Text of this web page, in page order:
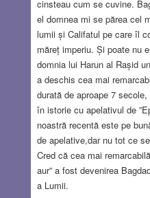
cinsteau cum se cuvine.
el domnea mi se părea cel
lumii și Califatul pe care îl
măreț imperiu. Și poate nu
domnia lui Harun al Rașid
a deschis cea mai
durată de aproape 7
în istorie cu apelativul de
noastră recentă este pe
de apelative,dar nu tot ce
Cred că cea mai
aur” a fost devenirea
a Lumii.